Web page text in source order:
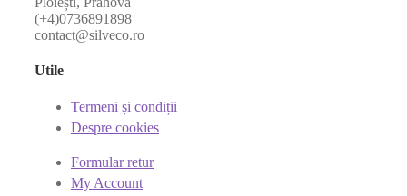
(+4)0736891898
contact@silveco.ro
Utile
Termeni și condiții
Despre cookies
Formular retur
My Account